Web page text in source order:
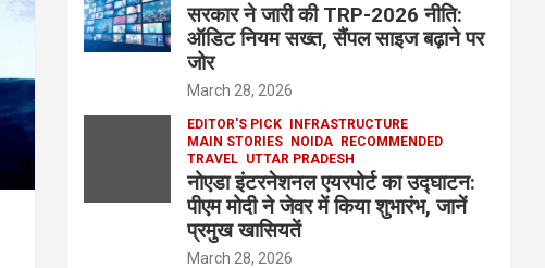
सरकार ने जारी की TRP-2026 नीति:
ऑडिट नियम सख्त, सैंपल साइज बढ़ाने पर
जोर
March 28, 2026
EDITOR'S PICK INFRASTRUCTURE
MAIN STORIES NOIDA RECOMMENDED
TRAVEL UTTAR PRADESH
नोएडा इंटरनेशनल एयरपोर्ट का उद्घाटन:
पीएम मोदी ने जेवर में किया शुभारंभ, जानें
प्रमुख खासियतें
March 28, 2026